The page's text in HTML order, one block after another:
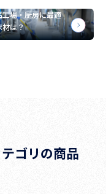
工場・厨房に最適
材は？
ゴリの商品